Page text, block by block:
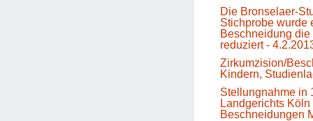
Die Bronselaer-
Stichprobe wurde
Beschneidung
reduziert -
Zirkumzision/
Kindern,
Stellungnahme in
Landgerichts
Beschneidungen